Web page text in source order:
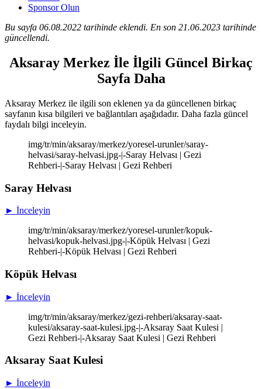
Sponsor Olun
Bu sayfa 06.08.2022 tarihinde eklendi. En son 21.06.2023 tarihinde
güncellendi.
Aksaray Merkez İle İlgili Güncel Birkaç
Sayfa Daha
Aksaray Merkez ile ilgili son eklenen ya da güncellenen birkaç
sayfanın kısa bilgileri ve bağlantıları aşağıdadır. Daha fazla güncel
faydalı bilgi inceleyin.
img/tr/min/aksaray/merkez/yoresel-urunler/saray-
helvasi/saray-helvasi.jpg-|-Saray Helvası | Gezi
Rehberi-|-Saray Helvası | Gezi Rehberi
Saray Helvası
► İnceleyin
img/tr/min/aksaray/merkez/yoresel-urunler/kopuk-
helvasi/kopuk-helvasi.jpg-|-Köpük Helvası | Gezi
Rehberi-|-Köpük Helvası | Gezi Rehberi
Köpük Helvası
► İnceleyin
img/tr/min/aksaray/merkez/gezi-rehberi/aksaray-saat-
kulesi/aksaray-saat-kulesi.jpg-|-Aksaray Saat Kulesi |
Gezi Rehberi-|-Aksaray Saat Kulesi | Gezi Rehberi
Aksaray Saat Kulesi
► İnceleyin